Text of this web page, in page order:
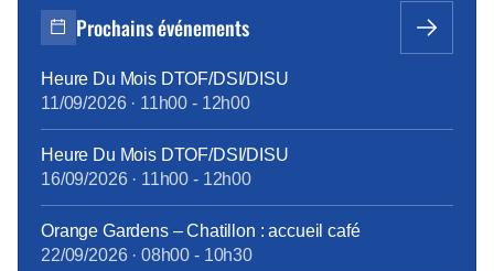
Prochains événements
Heure Du Mois DTOF/DSI/DISU
11/09/2026· 11h00 - 12h00
Heure Du Mois DTOF/DSI/DISU
16/09/2026· 11h00 - 12h00
Orange Gardens – Chatillon : accueil café
22/09/2026· 08h00 - 10h30